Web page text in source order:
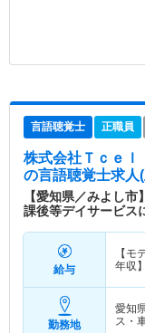
言語聴覚士 正職員
株式会社Ｔｃｅｌ
の言語聴覚士求人
【愛知県／みよし
課後等デイサービス
給与
【モ
年収】
勤務地
愛知
ス・